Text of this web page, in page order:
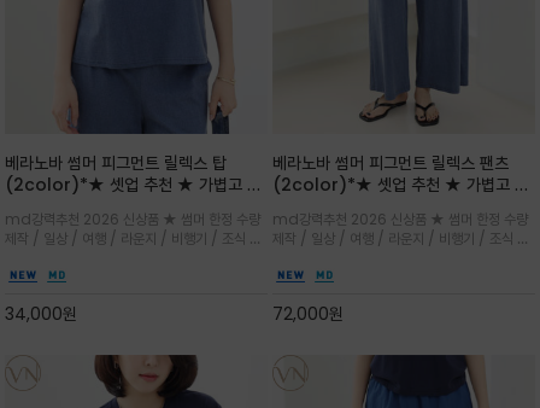
베라노바 썸머 피그먼트 릴렉스 탑
(2color)*★ 셋업 추천 ★ 가볍고 부
튼 소재로 완성
md강력추천 2026 신상품 ★ 썸머 한정 수량
제작 / 일상 / 여행 / 라운지 / 비행기 / 조식 /
그먼트로 제작되어 편하고 가볍게 후회없으실 아
34,000원
베라노바 썸머 피그먼트 릴렉스 팬츠
(2color)*★ 셋업 추천 ★ 가볍고 부
튼 소재로 완성
md강력추천 2026 신상품 ★ 썸머 한정 수량
제작 / 일상 / 여행 / 라운지 / 비행기 / 조식 /
그먼트로 제작되어 편하고 가볍게 후회없으실 아
72,000원